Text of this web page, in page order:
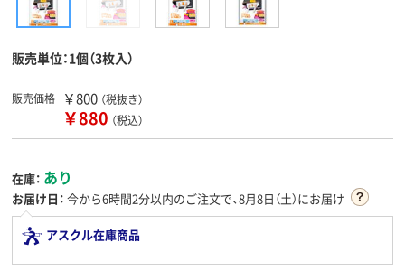
販売単位：1個（3枚入）
販売価格 ￥800 （税抜き）
￥880 （税込）
在庫： あり
お届け日： 今から6時間2分以内のご注文で、8月8日（土）にお届け
アスクル在庫商品